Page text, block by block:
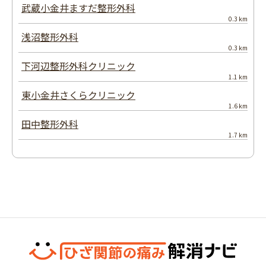
武蔵小金井ますだ整形外科
0.3 km
浅沼整形外科
0.3 km
下河辺整形外科クリニック
1.1 km
東小金井さくらクリニック
1.6 km
田中整形外科
1.7 km